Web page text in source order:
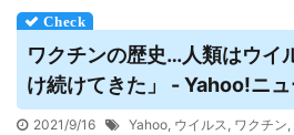
ワクチンの歴史…人類はウイ
け続けてきた」 - Yahoo!ニュ
2021/9/16 Yahoo, ウイルス, ワクチン,